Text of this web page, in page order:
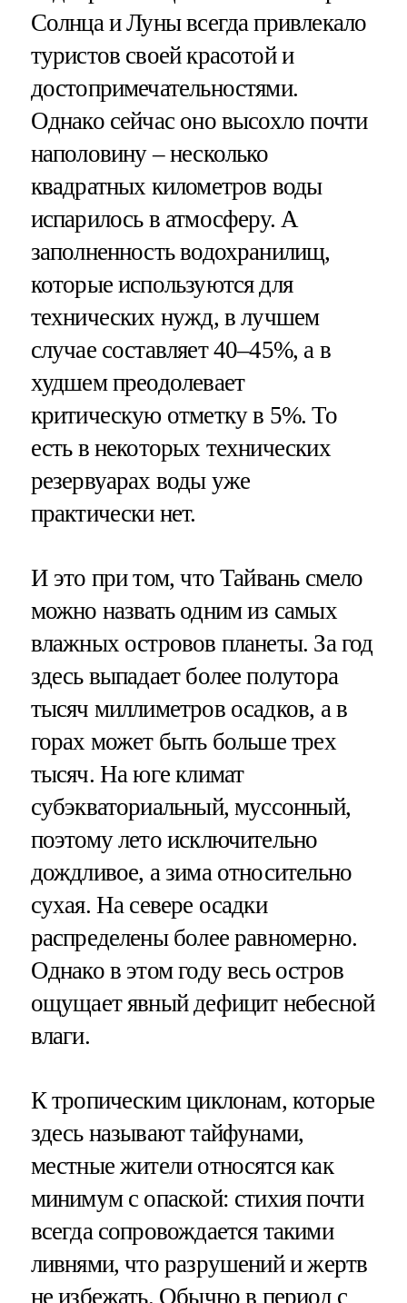
Солнца и Луны всегда привлекало
туристов своей красотой и
достопримечательностями.
Однако сейчас оно высохло почти
наполовину – несколько
квадратных километров воды
испарилось в атмосферу. А
заполненность водохранилищ,
которые используются для
технических нужд, в лучшем
случае составляет 40–45%, а в
худшем преодолевает
критическую отметку в 5%. То
есть в некоторых технических
резервуарах воды уже
практически нет.
И это при том, что Тайвань смело
можно назвать одним из самых
влажных островов планеты. За год
здесь выпадает более полутора
тысяч миллиметров осадков, а в
горах может быть больше трех
тысяч. На юге климат
субэкваториальный, муссонный,
поэтому лето исключительно
дождливое, а зима относительно
сухая. На севере осадки
распределены более равномерно.
Однако в этом году весь остров
ощущает явный дефицит небесной
влаги.
К тропическим циклонам, которые
здесь называют тайфунами,
местные жители относятся как
минимум с опаской: стихия почти
всегда сопровождается такими
ливнями, что разрушений и жертв
не избежать. Обычно в период с